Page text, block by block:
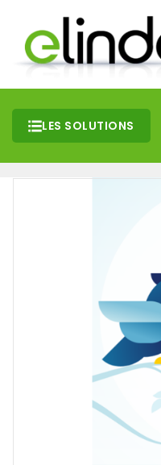
LES SOLUTIONS